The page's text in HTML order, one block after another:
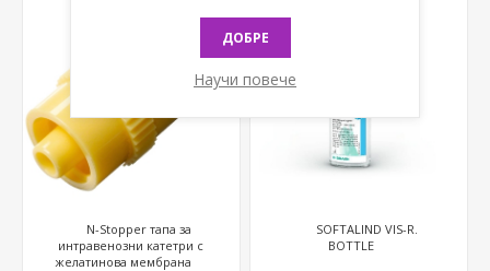
N-Stopper тапа за
интравенозни катетри с
желатинова мембрана
SOFTALIND VIS-R.
BOTTLE
ДОБРЕ
Научи повече